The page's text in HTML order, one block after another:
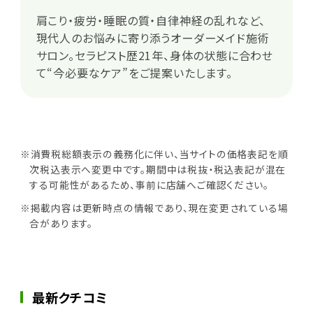
肩こり・疲労・睡眠の質・自律神経の乱れなど、
現代人のお悩みに寄り添うオーダーメイド施術
サロン。セラピスト歴21年、身体の状態に合わせ
て“今必要なケア”をご提案いたします。
※消費税総額表示の義務化に伴い、当サイトの価格表記を順
次税込表示へ変更中です。期間中は税抜・税込表記が混在
する可能性があるため、事前に店舗へご確認ください。
※掲載内容は更新時点の情報であり、現在変更されている場
合があります。
最新クチコミ